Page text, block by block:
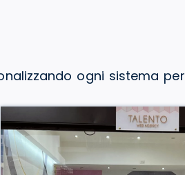
ogni sistema per